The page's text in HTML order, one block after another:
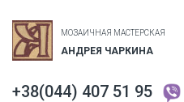
МОЗАИЧНАЯ МАСТЕРСКАЯ
АНДРЕЯ ЧАРКИНА
+38(044) 407 51 95